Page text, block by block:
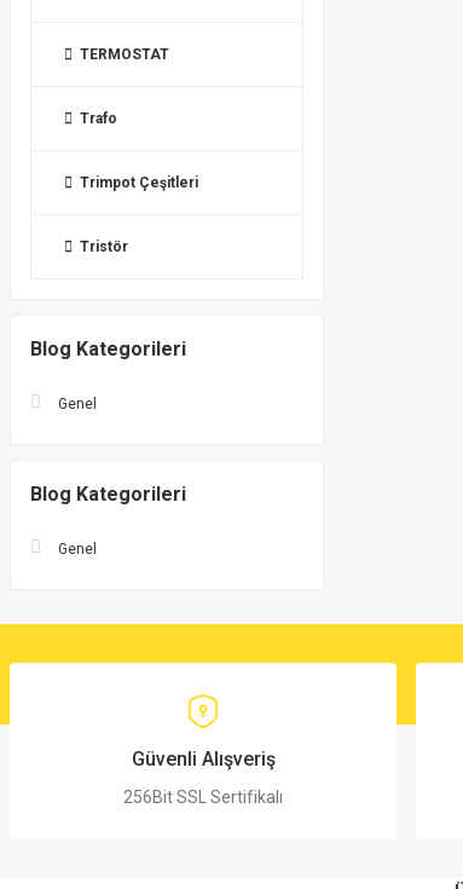
TERMOSTAT
Trafo
Trimpot Çeşitleri
Tristör
Blog Kategorileri
Genel
Blog Kategorileri
Genel
Güvenli Alışveriş
256Bit SSL Sertifikalı